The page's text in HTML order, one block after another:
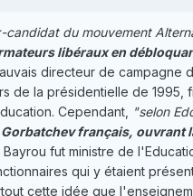
candidat du mouvement
libéraux en
directeur de
de la présidentielle de
Cependant,
"selon
français, ouvrant
Bayrou fut ministre de
qui y étaient
cette idée que